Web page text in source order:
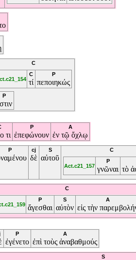
C
C
τί
P
πεποιηκώς
P
τι
P
ἐπεφώνουν
A
ἐν τῷ ὄχλῳ
P cj
δὲ
S
αὐτοῦ
C
Act.c21_157
P
γνῶναι τὸ
C
P
ἄγεσθαι
S
αὐτὸν
A
εἰς τὴν
P
ἐγένετο
A
ἐπὶ τοὺς ἀναβαθμούς
S